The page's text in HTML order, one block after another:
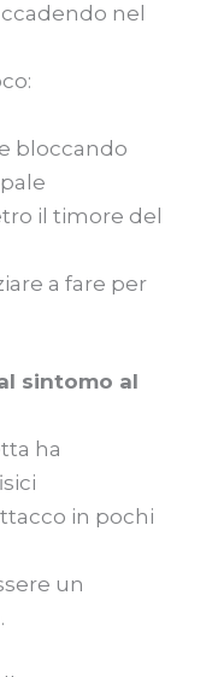
nel
bloccando
il timore del
a fare per
sintomo al
ha
in pochi
un